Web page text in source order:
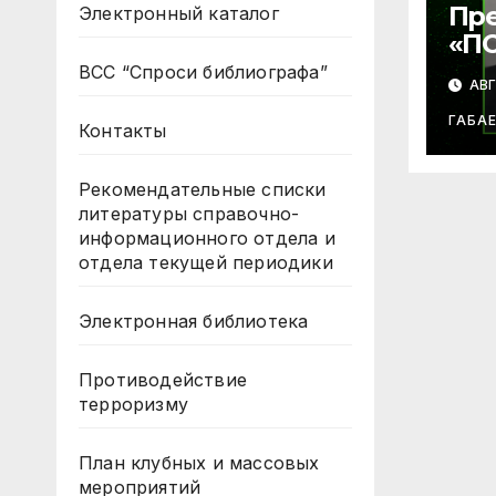
Электронный каталог
ВСС “Спроси библиографа”
Контакты
Рекомендательные списки
литературы справочно-
информационного отдела и
отдела текущей периодики
Электронная библиотека
Противодействие
терроризму
План клубных и массовых
мероприятий